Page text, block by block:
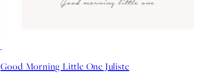
Good Morning Little One Juliste